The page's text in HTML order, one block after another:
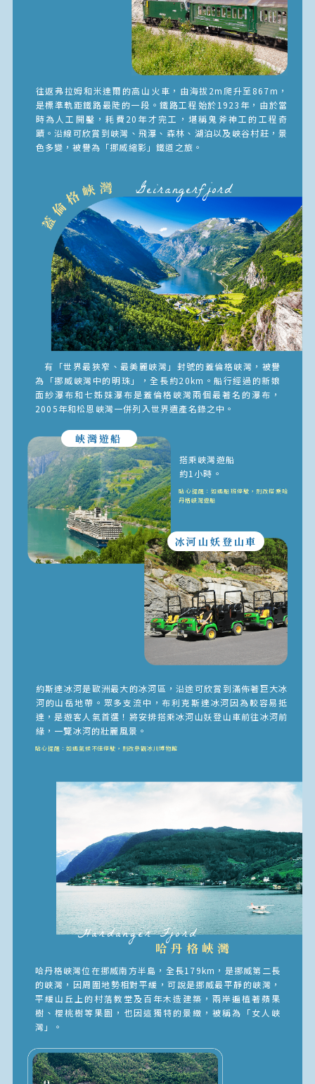
往返弗拉姆和米達爾的高山火車，由海拔2m爬升至867m，
是標準軌距鐵路最陡的一段。鐵路工程始於1923年，由於當
時為人工開鑿，耗費20年才完工，堪稱鬼斧神工的工程奇
蹟。沿線可欣賞到峽灣、飛瀑、森林、湖泊以及峽谷村莊，景
色多變，被譽為「挪威縮影」鐵道之旅。
Geirangerfjord
有「世界最狹窄、最美麗峽灣」封號的蓋倫格峽灣，被譽
為「挪威峽灣中的明珠」，全長約20km。船行經過的新娘
面紗瀑布和七姊妹瀑布是蓋倫格峽灣兩個最著名的瀑布，
2005年和松恩峽灣一併列入世界遺產名錄之中。
峽灣遊船
搭乘峽灣遊船
約1小時。
貼心提醒：如遇船班停駛，則改搭乘哈
丹格峽灣遊船
冰河山妖登山車
約斯達冰河是歐洲最大的冰河區，沿途可欣賞到滿佈著巨大冰
河的山岳地帶。眾多支流中，布利克斯達冰河因為較容易抵
達，是遊客人氣首選！將安排搭乘冰河山妖登山車前往冰河前
緣，一覽冰河的壯麗風景。
貼心提醒：如遇氣候不佳停駛，則改參觀冰川博物館
哈丹格峽灣
Hardanger Fjord
哈丹格峽灣位在挪威南方半島，全長179km，是挪威第二長
的峽灣，因周圍地勢相對平緩，可說是挪威最平靜的峽灣，
平緩山丘上的村落教堂及百年木造建築，兩岸遍植著蘋果
樹、櫻桃樹等果園，也因這獨特的景緻，被稱為「女人峽
灣」。